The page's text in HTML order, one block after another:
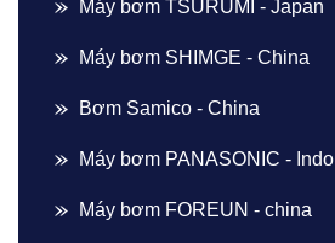
Máy bơm TSURUMI - Japan
Máy bơm SHIMGE - China
Bơm Samico - China
Máy bơm PANASONIC - Indo
Máy bơm FOREUN - china